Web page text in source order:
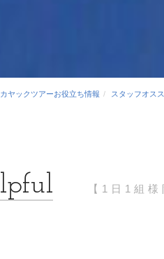
カヤックツアーお役立ち情報 スタッフオス
【1日1組